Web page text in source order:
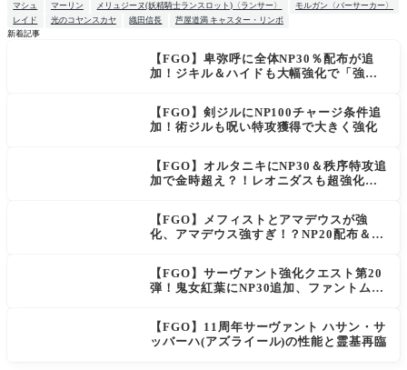
マシュ
マーリン メリュジーヌ(妖精騎士ランスロット)〈ランサー〉
モルガン〈バーサーカー〉
レイド
光のコヤンスカヤ 織田信長
芦屋道満 キャスター・リンボ
新着記事
【FGO】卑弥呼に全体NP30％配布が追
加！ジキル＆ハイドも大幅強化で「強す
【FGO】剣ジルにNP100チャージ条件追
加！術ジルも呪い特攻獲得で大きく強化
【FGO】オルタニキにNP30＆秩序特攻追
加で金時超え？！レオニダスも超強化で
【FGO】メフィストとアマデウスが強
化、アマデウス強すぎ！？NP20配布＆Ar
【FGO】サーヴァント強化クエスト第20
弾！鬼女紅葉にNP30追加、ファントムも
【FGO】11周年サーヴァント ハサン・サ
ッバーハ(アズライール)の性能と霊基再臨